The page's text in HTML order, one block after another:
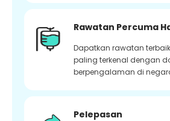
Rawatan Percuma
Dapatkan rawatan
paling terkenal dengan
berpengalaman di
Pelepasan